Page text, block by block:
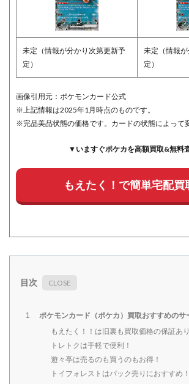
未定（情報が分かり次第更新予
定）
未定（情報
定）
画像引用元：ポケモンカード公式
※上記情報は2025年1月時点のものです。
※完品美品状態の価格です。カードの状態によって
▼いますぐポケカを高額買取&無料
もえたく！で簡単宅配買
目次
1
ポケモンカード（ポケカ）買取おすすめの
もえたく！！は旧裏も買取価格の保証あり
トレトクは手軽で便利！
遊々亭は売るのも買うのもお得！
トイフォレストはパック売りにおすすめ！